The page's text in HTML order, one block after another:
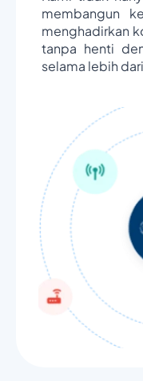
membangun
menghadirkan
tanpa henti
selama lebih